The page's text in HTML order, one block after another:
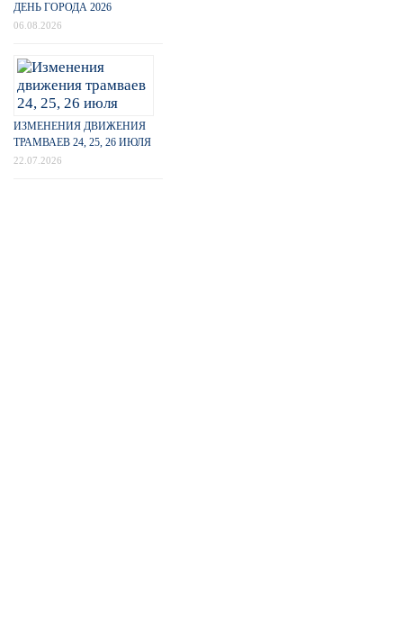
ДЕНЬ ГОРОДА 2026
06.08.2026
ИЗМЕНЕНИЯ ДВИЖЕНИЯ
ТРАМВАЕВ 24, 25, 26 ИЮЛЯ
22.07.2026